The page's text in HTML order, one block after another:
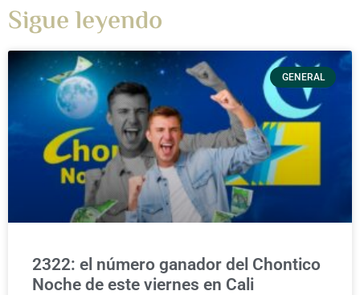
Sigue leyendo
GENERAL
2322: el número ganador del Chontico
Noche de este viernes en Cali